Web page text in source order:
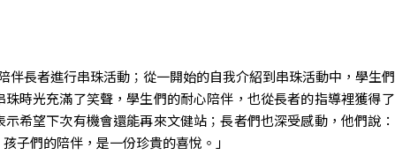
伴長者進行串珠活動；從一開始的自我介紹到串珠活動中，學生們
時光充滿了笑聲，學生們的耐心陪伴，也從長者的指導裡獲得了
希望下次有機會還能再來文健站；長者們也深受感動，他們說：
子們的陪伴，是一份珍貴的喜悅。」